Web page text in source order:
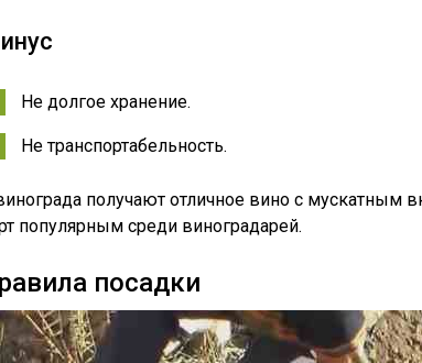
Не долгое хранение.
Не транспортабельность.
получают отличное вино с мускатным
популярным среди виноградарей.
посадки